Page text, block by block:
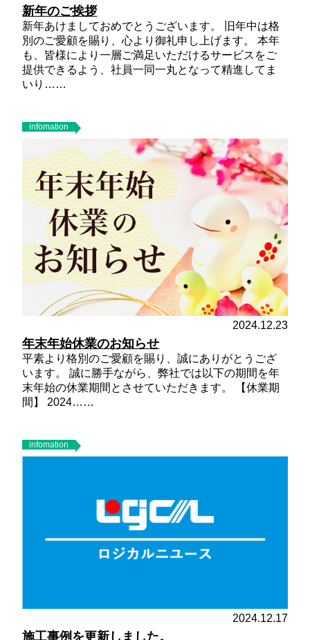
新年のご挨拶
新年あけましておめでとうございます。 旧年中は格
別のご愛顧を賜り、心より御礼申し上げます。 本年
も、皆様により一層ご満足いただけるサービスをご
提供できるよう、社員一同一丸となって精進してま
いり……
infomation
2024.12.23
年末年始休業のお知らせ
平素より格別のご愛顧を賜り、誠にありがとうござ
います。 誠に勝手ながら、弊社では以下の期間を年
末年始の休業期間とさせていただきます。
【休業期
間】
2024……
infomation
2024.12.17
施工事例を更新しました。